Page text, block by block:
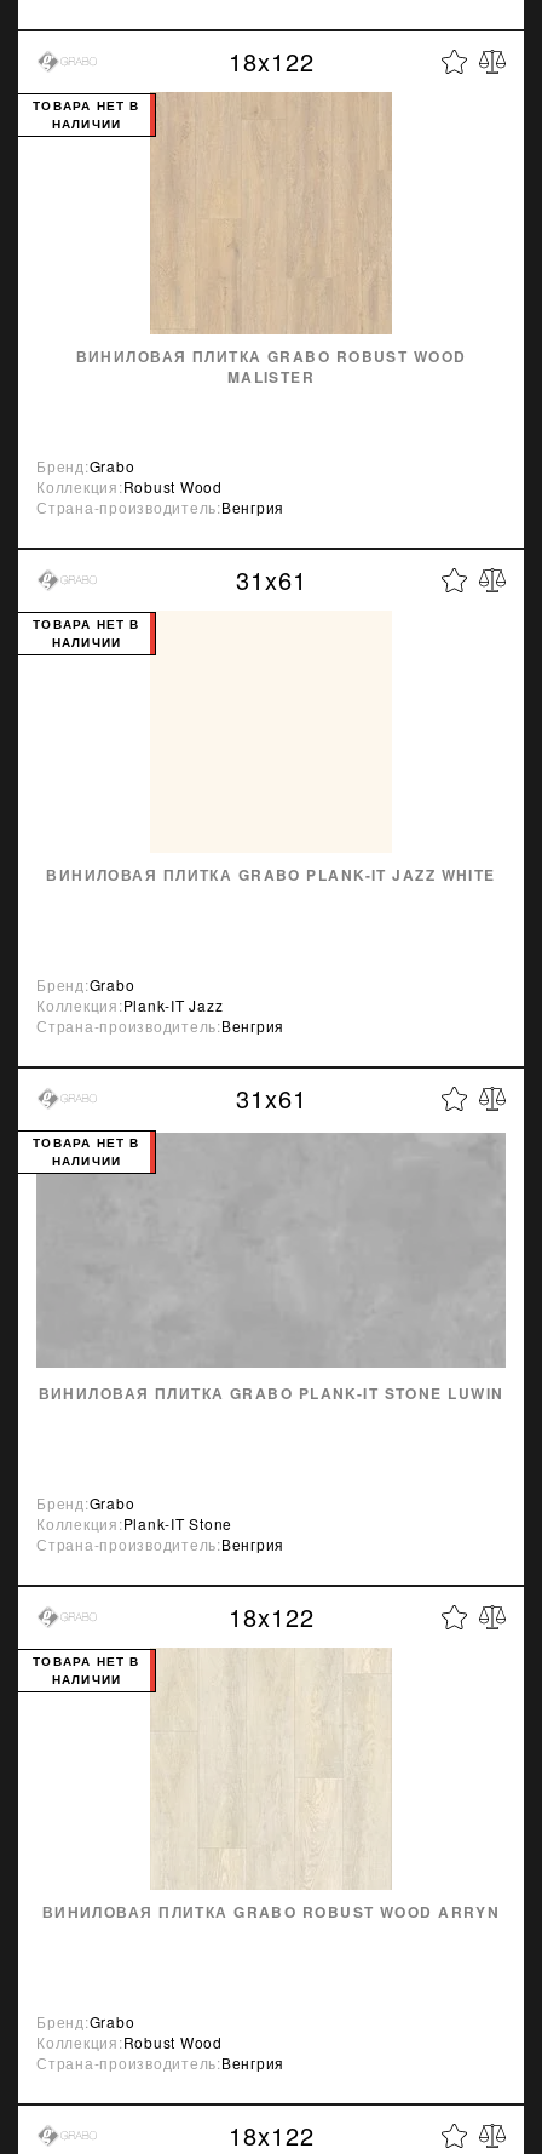
18x122
ВИНИЛОВАЯ ПЛИТКА GRABO ROBUST WOOD
MALISTER
ТОВАРА НЕТ В
НАЛИЧИИ
Бренд:Grabo
Коллекция:Robust Wood
Страна-производитель:Венгрия
31x61
ВИНИЛОВАЯ ПЛИТКА GRABO PLANK-IT JAZZ WHITE
ТОВАРА НЕТ В
НАЛИЧИИ
Бренд:Grabo
Коллекция:Plank-IT Jazz
Страна-производитель:Венгрия
31x61
ВИНИЛОВАЯ ПЛИТКА GRABO PLANK-IT STONE LUWIN
ТОВАРА НЕТ В
НАЛИЧИИ
Бренд:Grabo
Коллекция:Plank-IT Stone
Страна-производитель:Венгрия
18x122
ВИНИЛОВАЯ ПЛИТКА GRABO ROBUST WOOD ARRYN
ТОВАРА НЕТ В
НАЛИЧИИ
Бренд:Grabo
Коллекция:Robust Wood
Страна-производитель:Венгрия
18x122